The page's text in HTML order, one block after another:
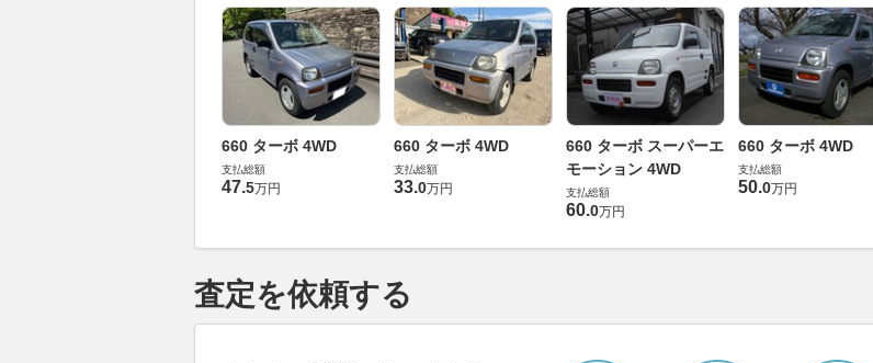
660 ターボ 4WD
支払総額
47.5万円
660 ターボ 4WD
支払総額
33.0万円
660 ターボ スーパーエ
モーション 4WD
支払総額
60.0万円
660 ターボ 4WD
支払総額
50.0万円
査定を依頼する